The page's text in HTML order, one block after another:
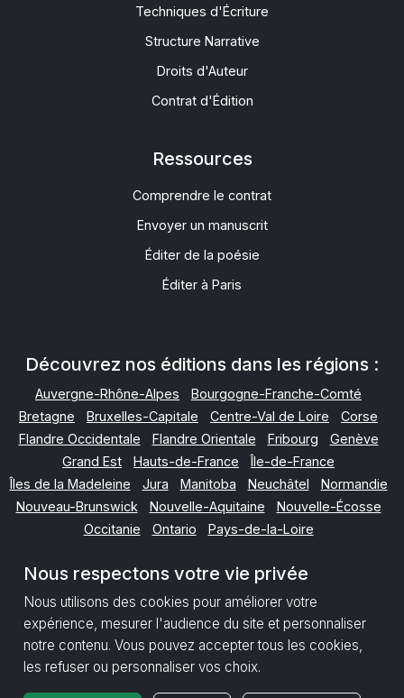
Techniques d'Écriture
Structure Narrative
Droits d'Auteur
Contrat d'Édition
Ressources
Comprendre le contrat
Envoyer un manuscrit
Éditer de la poésie
Éditer à Paris
Découvrez nos éditions dans les régions :
Auvergne-Rhône-Alpes
Bourgogne-Franche-Comté
Bretagne
Bruxelles-Capitale Centre-Val de Loire
Corse
Flandre Occidentale
Flandre Orientale Fribourg
Genève
Grand Est
Hauts-de-France
Île-de-France
Îles de la Madeleine
Jura Manitoba Neuchâtel
Normandie
Nouveau-Brunswick
Nouvelle-Aquitaine
Nouvelle-Écosse
Occitanie
Ontario
Pays-de-la-Loire
Terre-Neuve-et-Labrador
Valais Vaud Wallonie
Mentions Légales
Politique de Données
Paramètres des cookies
Nous respectons votre vie privée
Nous utilisons des cookies pour améliorer votre
expérience, mesurer l'audience du site et personnaliser
notre contenu. Vous pouvez accepter tous les cookies,
les refuser ou personnaliser vos choix.